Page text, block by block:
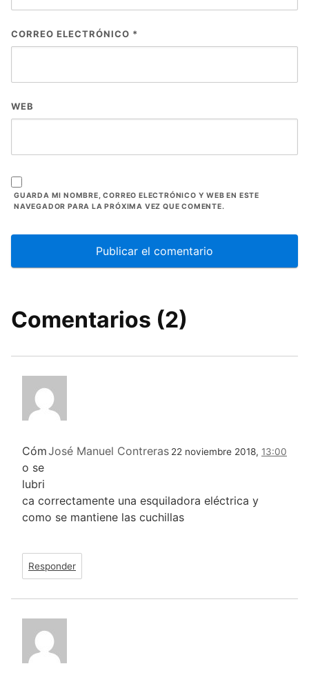
CORREO ELECTRÓNICO *
WEB
GUARDA MI NOMBRE, CORREO ELECTRÓNICO Y WEB EN ESTE
NAVEGADOR PARA LA PRÓXIMA VEZ QUE COMENTE.
Comentarios (2)
José Manuel Contreras 22 noviembre 2018, 13:00
Cóm
o se
lubri
ca correctamente una esquiladora eléctrica y
como se mantiene las cuchillas
Responder